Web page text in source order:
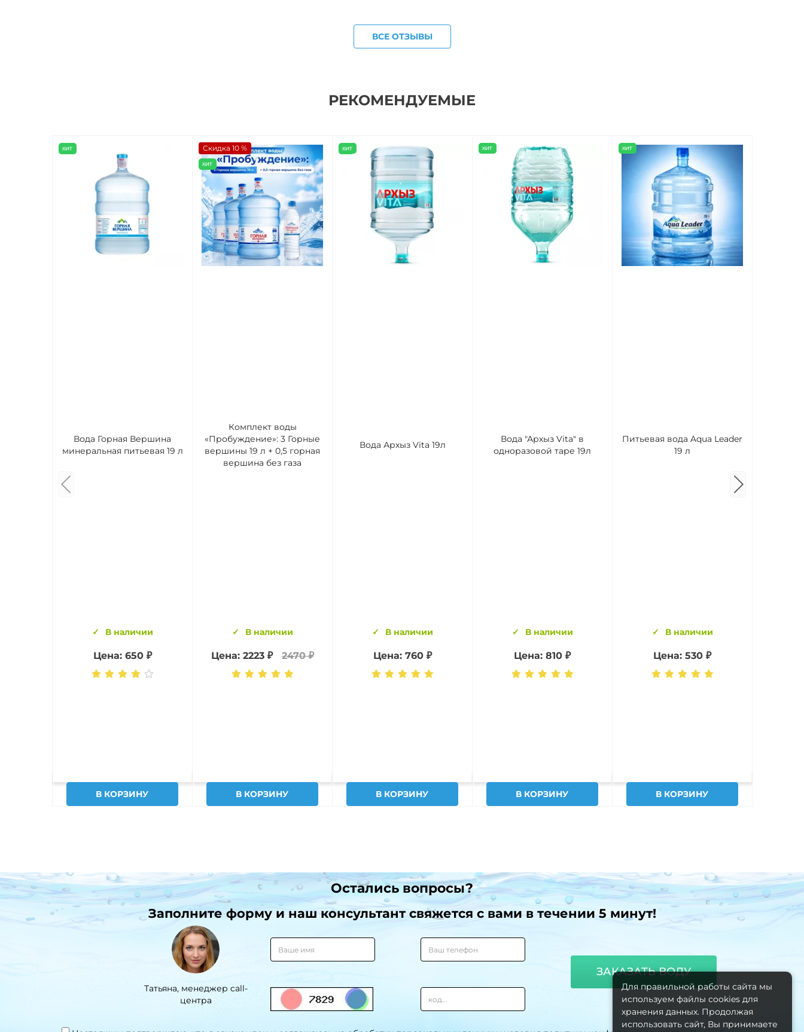
ВСЕ ОТЗЫВЫ
РЕКОМЕНДУЕМЫЕ
Вода Горная Вершина
минеральная питьевая 19 л
В наличии
Цена: 650 ₽
В КОРЗИНУ
Скидка 10 %
Комплект воды
«Пробуждение»: 3 Горные
вершины 19 л + 0,5 горная
вершина без газа
В наличии
Цена: 2223 ₽ 2470 ₽
В КОРЗИНУ
Вода Архыз Vita 19л
В наличии
Цена: 760 ₽
В КОРЗИНУ
Вода "Архыз Vita" в
одноразовой таре 19л
В наличии
Цена: 810 ₽
В КОРЗИНУ
Питьевая вода Aqua Leader
19 л
В наличии
Цена: 530 ₽
В КОРЗИНУ
Остались вопросы?
Заполните форму и наш консультант свяжется с вами в течении 5 минут!
Татьяна, менеджер call-
центра
ЗАКАЗАТЬ ВОДУ
Для правильной работы сайта мы
используем файлы cookies для
хранения данных. Продолжая
использовать сайт, Вы принимаете